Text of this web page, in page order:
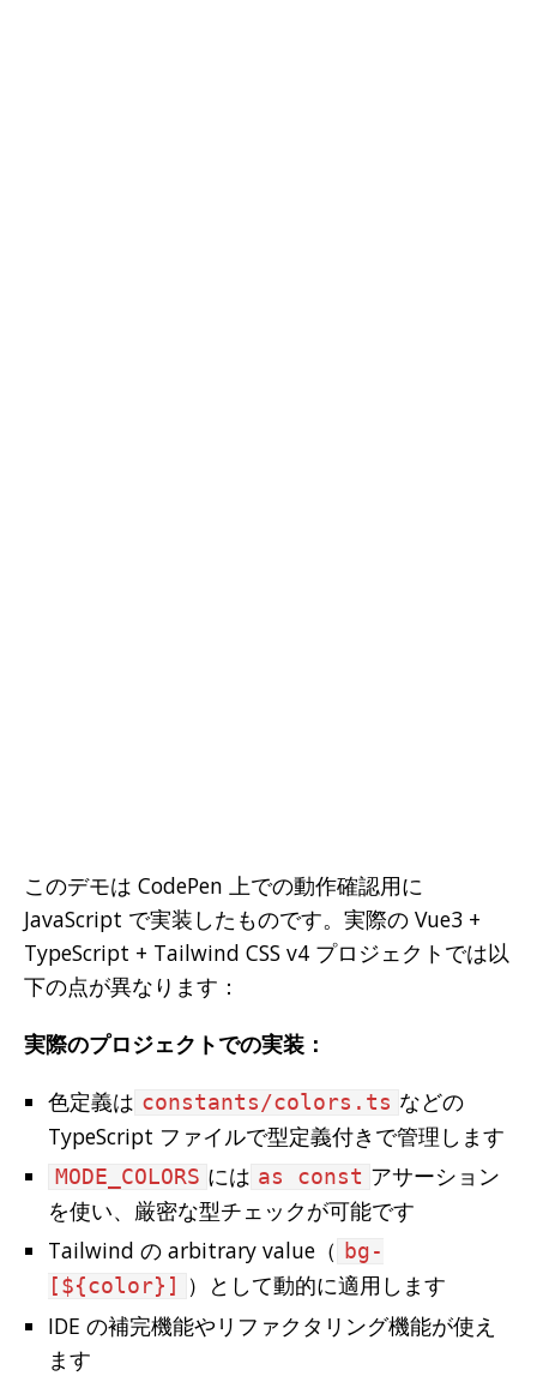
このデモは CodePen 上での動作確認用に
JavaScript で実装したものです。実際の Vue3 +
TypeScript + Tailwind CSS v4 プロジェクトでは以
下の点が異なります：
実際のプロジェクトでの実装：
色定義は constants/colors.ts などの
TypeScript ファイルで型定義付きで管理します
MODE_COLORS には as const アサーション
を使い、厳密な型チェックが可能です
Tailwind の arbitrary value（ bg-
[${color}]
）として動的に適用します
IDE の補完機能やリファクタリング機能が使え
ます